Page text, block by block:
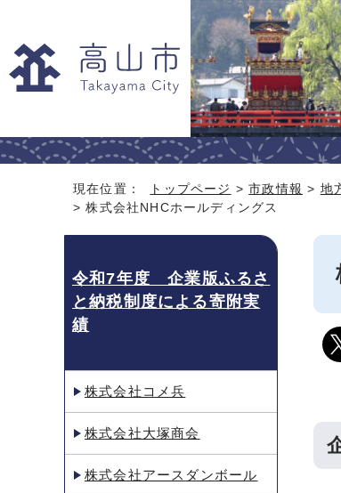
現在位置： トップページ >市政情報 > 地
> 株式会社NHCホールディングス
令和7年度 企業版ふるさ
と納税制度による寄附実
績
株式会社コメ兵
株式会社大塚商会
株式会社アースダンボール